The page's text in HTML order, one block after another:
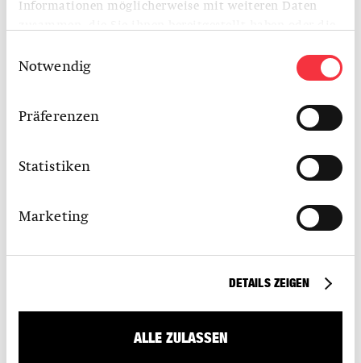
Informationen möglicherweise mit weiteren Daten
haben.
Notwendig
Präferenzen
Statistiken
Marketing
DETAILS ZEIGEN
ALLE ZULASSEN
Leitung Bildung und Vermittlung
OLIVIA JENNI
oj@sam-basel.org
SILVAN SCHNIDRIG